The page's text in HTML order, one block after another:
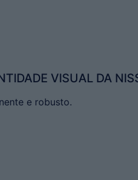
VISUAL DA
e robusto.